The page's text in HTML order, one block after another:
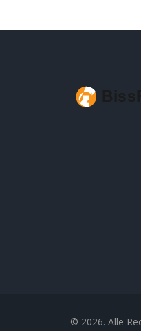
© 2026. Alle